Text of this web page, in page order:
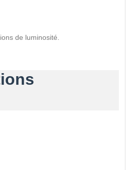
de luminosité.